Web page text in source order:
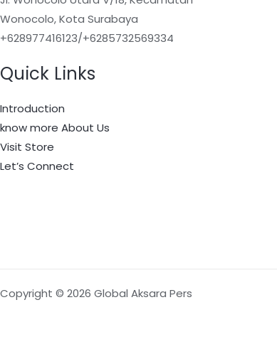
Wonocolo, Kota Surabaya
+628977416123/+6285732569334
Quick Links
Introduction
know more About Us
Visit Store
Let’s Connect
Copyright © 2026 Global Aksara Pers